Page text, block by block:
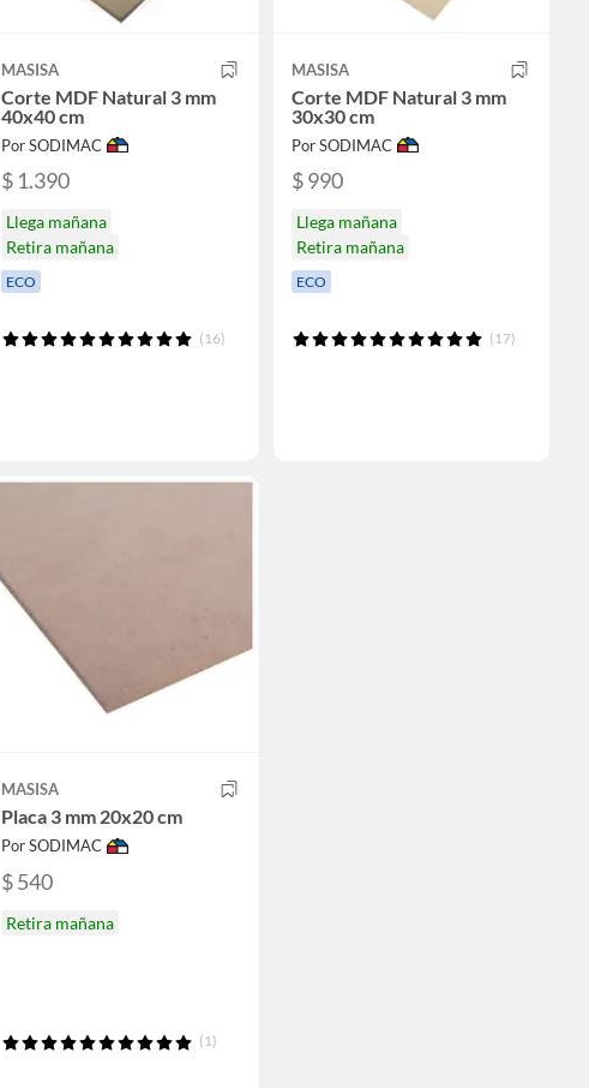
MASISA
Corte MDF Natural 3 mm
40x40 cm
Por SODIMAC
$ 1.390
Llega mañana
Retira mañana
ECO
(16)
MASISA
Corte MDF Natural 3 mm
30x30 cm
Por SODIMAC
$ 990
Llega mañana
Retira mañana
ECO
(17)
MASISA
Placa 3 mm 20x20 cm
Por SODIMAC
$ 540
Retira mañana
(1)